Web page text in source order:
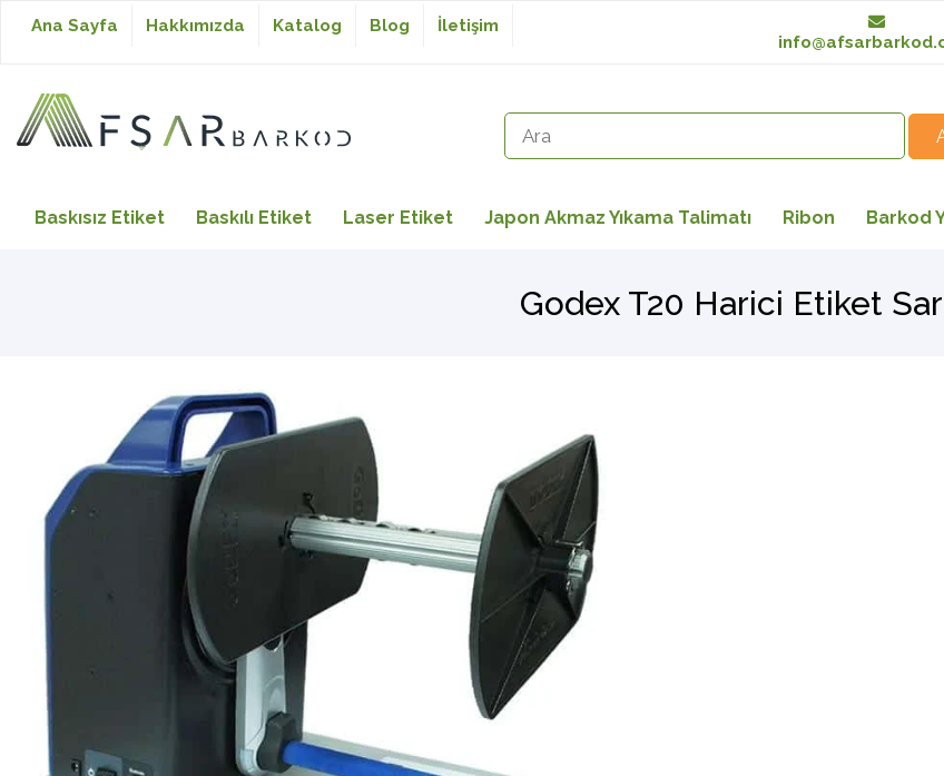
Baskısız Etiket
Japon Akmaz Yıkama
Talimatı
Barkod Okuyucu
Ana Sayfa Hakkımızda Katalog Blog
İletişim
Baskısız Etiket Baskılı Etiket Laser Etiket Japon Akmaz Yıkama Talimatı Ribon Barkod
Godex T20 Harici Etiket